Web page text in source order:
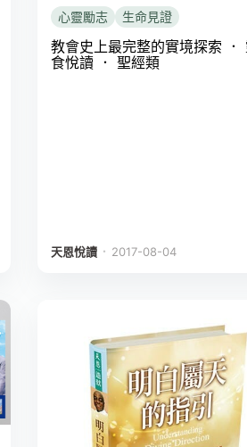
心靈勵志 生命見證
教會史上最完整的實境探索 ．
食悅讀 ． 聖經類
天恩悅讀． 2017-08-04